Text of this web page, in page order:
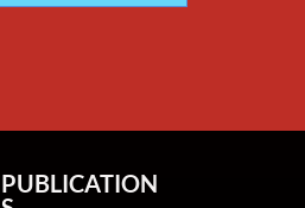
PUBLICATION